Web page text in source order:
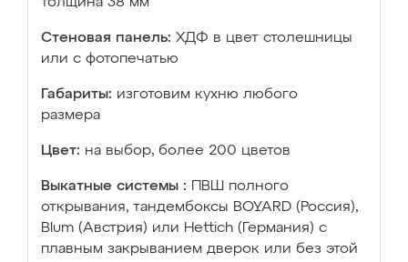
Стеновая панель: ХДФ в цвет столешницы
или с фотопечатью
Габариты: изготовим кухню любого
размера
Цвет: на выбор, более 200 цветов
Выкатные системы :
ПВШ полного
открывания, тандембоксы BOYARD (Россия),
Blum (Австрия) или Hettich (Германия) с
плавным закрыванием дверок или без этой